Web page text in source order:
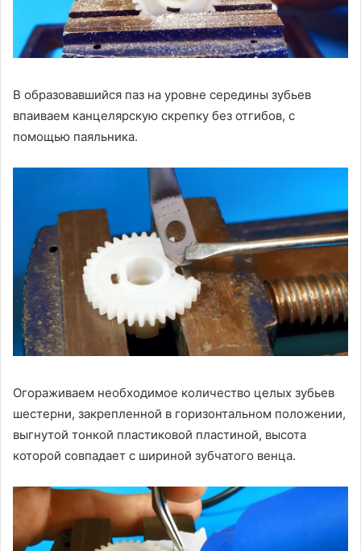
В образовавшийся паз на уровне середины зубьев
впаиваем канцелярскую скрепку без отгибов, с
помощью паяльника.
Огораживаем необходимое количество целых зубьев
шестерни, закрепленной в горизонтальном положении,
выгнутой тонкой пластиковой пластиной, высота
которой совпадает с шириной зубчатого венца.